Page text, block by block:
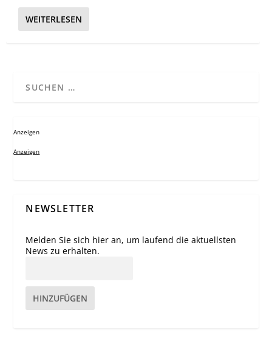
WEITERLESEN
Anzeigen
Anzeigen
NEWSLETTER
Melden Sie sich hier an, um laufend die aktuellsten
News zu erhalten.
HINZUFÜGEN